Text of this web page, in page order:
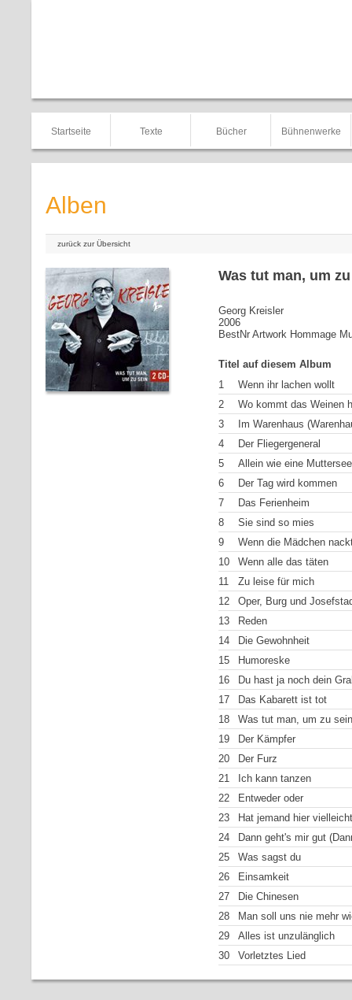
Startseite Texte Bücher Bühnenwerke
Alben
zurück zur Übersicht
Was tut man, um
Georg Kreisler
2006
BestNr Artwork Hommage
Titel auf diesem Album
1
Wenn ihr lachen wollt
2
Wo kommt das Weinen
3
Im Warenhaus
4
Der Fliegergeneral
5
Allein wie eine
6
Der Tag wird kommen
7
Das Ferienheim
8
Sie sind so mies
9
Wenn die Mädchen
10
Wenn alle das täten
11
Zu leise für mich
12
Oper, Burg und
13
Reden
14
Die Gewohnheit
15
Humoreske
16
Du hast ja noch dein
17
Das Kabarett ist tot
18
Was tut man, um zu sein
19
Der Kämpfer
20
Der Furz
21
Ich kann tanzen
22
Entweder oder
23
Hat jemand hier
24
Dann geht's mir gut
25
Was sagst du
26
Einsamkeit
27
Die Chinesen
28
Man soll uns nie mehr
29
Alles ist unzulänglich
30
Vorletztes Lied